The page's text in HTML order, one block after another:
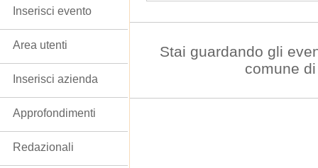
Stai guardando gli
comune
Inserisci evento
Area utenti
Inserisci azienda
Approfondimenti
Redazionali